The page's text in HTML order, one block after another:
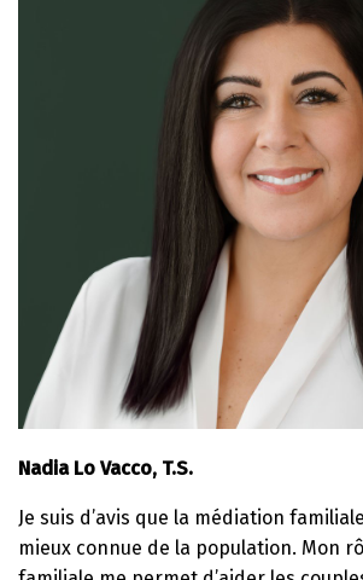
Nadia Lo Vacco, T.S.
Je suis d’avis que la médiation
mieux connue de la population. Mon